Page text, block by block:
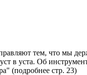
тем, что мы
в уста. Об
(подробнее стр. 23)